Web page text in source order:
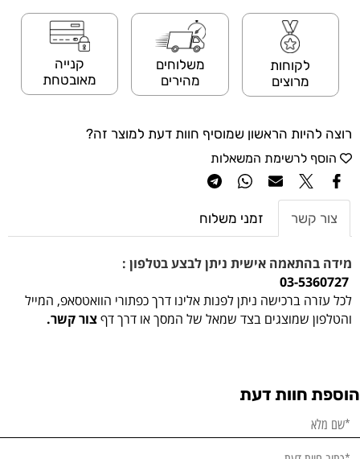
לקוחות
מרוצים
משלוחים
מהירים
קנייה
מאובטחת
רוצה להיות הראשון שמוסיף חוות דעת למוצר זה?
הוסף לרשימת המשאלות
צור קשר זמני משלוח
מידה בהתאמה אישית ניתן לבצע בטלפון :
03-5360727
לכל עזרה ברכישה ניתן לפנות אלינו דרך כפתורי הוואטסאפ, המייל
והטלפון שמוצגים בצד שמאל של המסך או דרך דףצור קשר.
הוספת חוות דעת